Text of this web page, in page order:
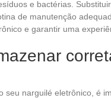
e bactérias.
de manutenção
e garantir uma
seu narguilé eletrônico, é